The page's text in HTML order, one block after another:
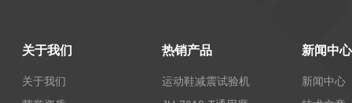
关于我们
关于我们
热销产品
运动鞋减震试验机
新闻中心
新闻中心